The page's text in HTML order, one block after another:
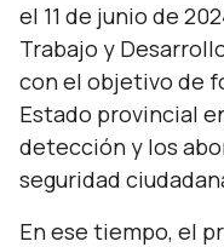
el 11 de junio de
Trabajo y
con el objetivo de
Estado provincial
detección y los
seguridad
En ese tiempo, el